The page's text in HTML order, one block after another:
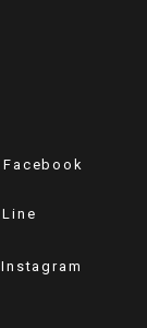
Facebook
Instagram
Line